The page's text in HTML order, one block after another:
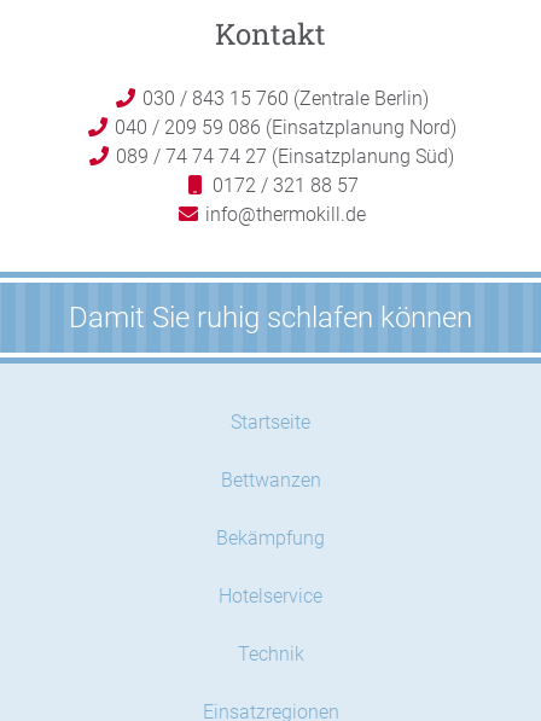
Kontakt
030 / 843 15 760 (Zentrale Berlin)
040 / 209 59 086 (Einsatzplanung Nord)
089 / 74 74 74 27 (Einsatzplanung Süd)
0172 / 321 88 57
info@thermokill.de
Damit Sie ruhig schlafen können
Startseite
Bettwanzen
Bekämpfung
Hotelservice
Technik
Einsatzregionen